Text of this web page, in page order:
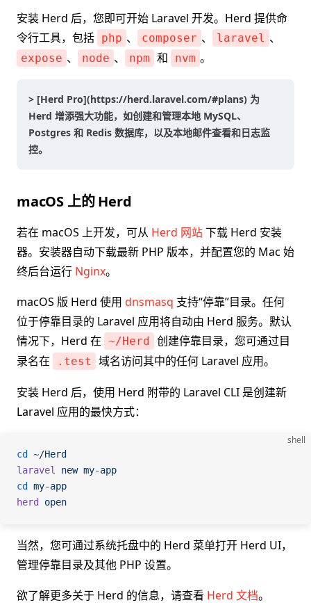
安装 Herd 后，您即可开始 Laravel 开发。Herd 提供命
令行工具，包括 php 、 composer 、 laravel 、
expose 、 node 、 npm 和 nvm 。
> [Herd Pro](https://herd.laravel.com/#plans) 为
Herd 增添强大功能，如创建和管理本地 MySQL、
Postgres 和 Redis 数据库，以及本地邮件查看和日志监
控。
macOS 上的 Herd
若在 macOS 上开发，可从 Herd 网站下载 Herd 安装
器。安装器自动下载最新 PHP 版本，并配置您的 Mac 始
终后台运行 Nginx。
macOS 版 Herd 使用 dnsmasq 支持“停靠”目录。任何
位于停靠目录的 Laravel 应用将自动由 Herd 服务。默认
情况下，Herd 在 ~/Herd 创建停靠目录，您可通过目
录名在
.test 域名访问其中的任何 Laravel 应用。
安装 Herd 后，使用 Herd 附带的 Laravel CLI 是创建新
Laravel 应用的最快方式：
shell
cd
~/Herd
laravel
new my-app
cd
my-app
herd
open
当然，您可通过系统托盘中的 Herd 菜单打开 Herd UI，
管理停靠目录及其他 PHP 设置。
欲了解更多关于 Herd 的信息，请查看 Herd 文档。